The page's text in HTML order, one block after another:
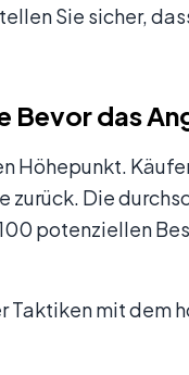
Sie sicher,
Bevor das
Höhepunkt.
Die
potenziellen
Taktiken mit dem